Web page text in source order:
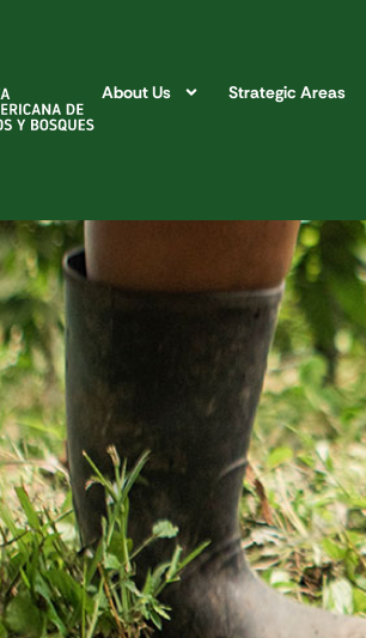
About Us Strategic Areas